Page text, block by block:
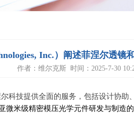
Inc.）阐述菲涅尔透镜
作者：维尔克斯 时间：2025-7-30
科技提供全面的服务，包括设计协
微米级精密模压光学元件研发与制造